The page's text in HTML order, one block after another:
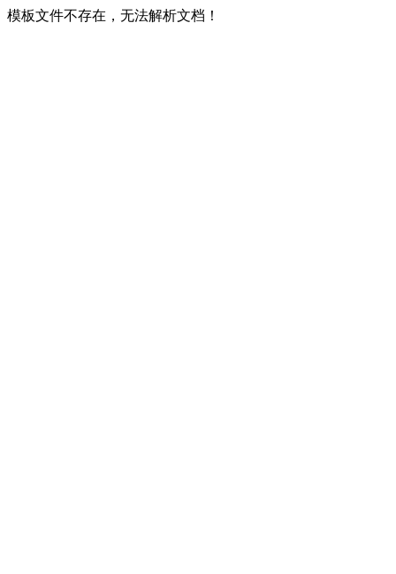
模板文件不存在，无法解析文档！